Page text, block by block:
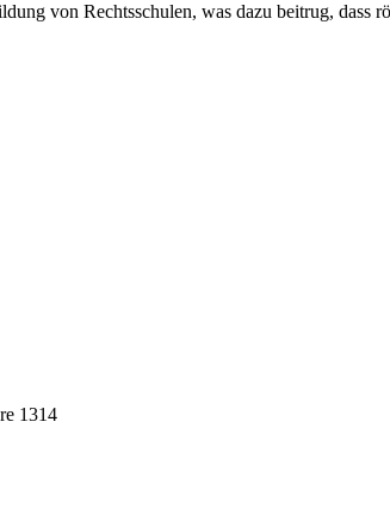
von Rechtsschulen, was dazu beitrug, dass
1314